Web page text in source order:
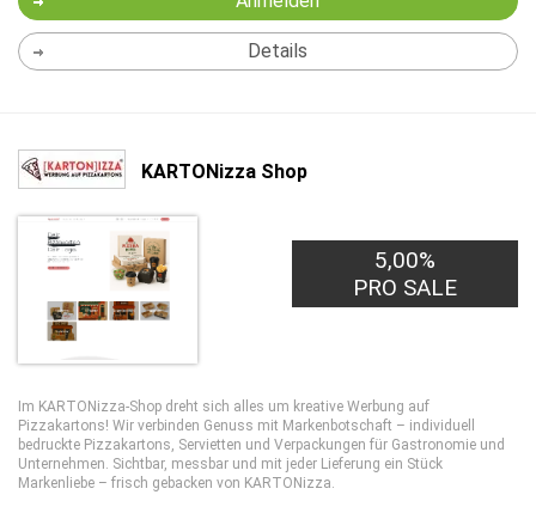
Details
KARTONizza Shop
5,00%
PRO SALE
Im KARTONizza-Shop dreht sich alles um kreative Werbung auf
Pizzakartons! Wir verbinden Genuss mit Markenbotschaft – individuell
bedruckte Pizzakartons, Servietten und Verpackungen für Gastronomie und
Unternehmen. Sichtbar, messbar und mit jeder Lieferung ein Stück
Markenliebe – frisch gebacken von KARTONizza.